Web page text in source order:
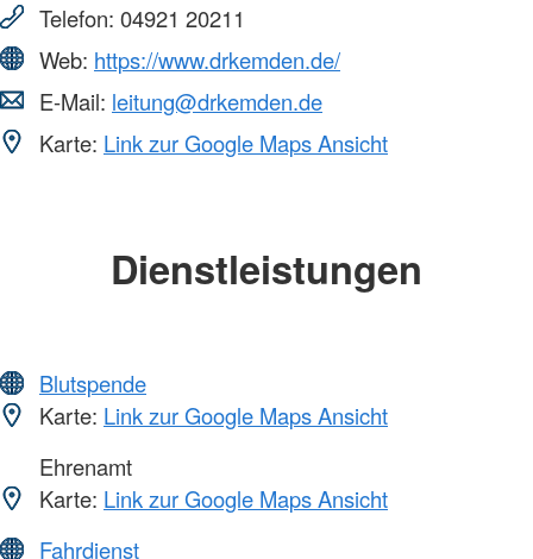
Telefon: 04921 20211
Web: https://www.drkemden.de/
E-Mail: leitung@drkemden.de
Karte: Link zur Google Maps Ansicht
Dienstleistungen
Blutspende
Karte: Link zur Google Maps Ansicht
Ehrenamt
Karte: Link zur Google Maps Ansicht
Fahrdienst